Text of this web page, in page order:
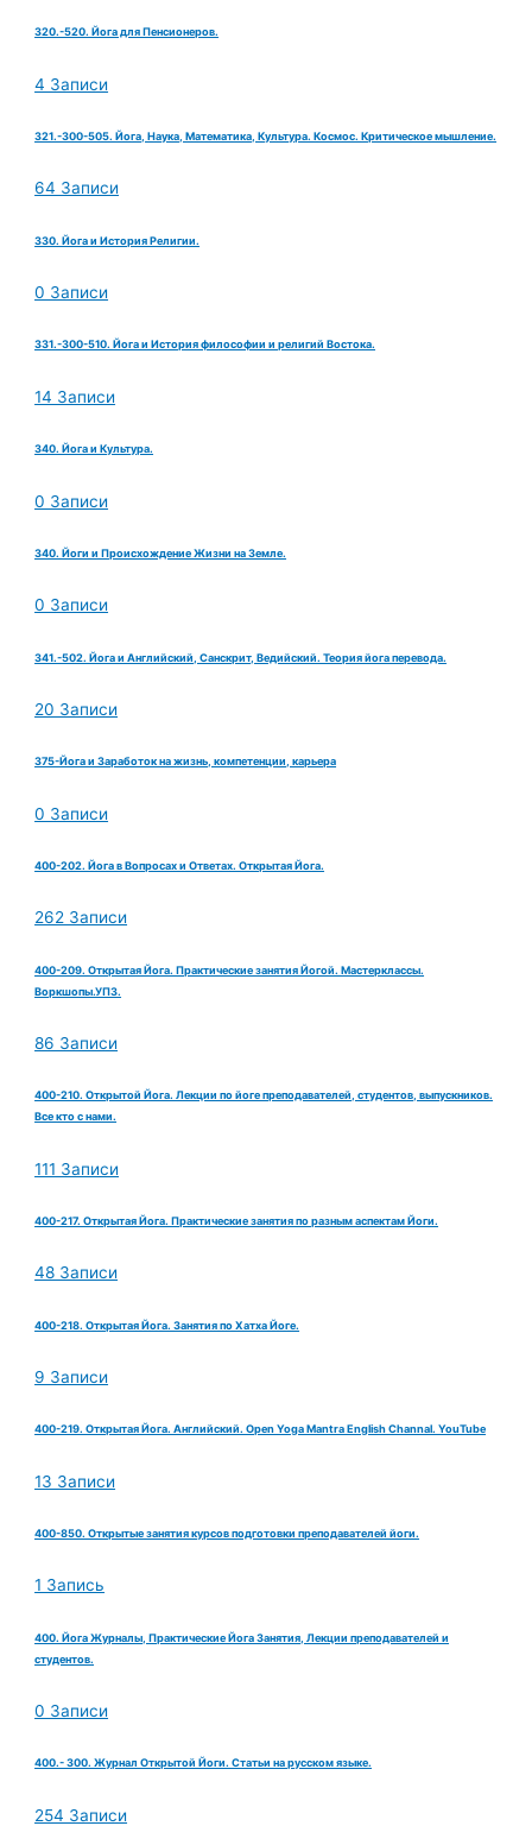
320.-520. Йога для Пенсионеров.
4 Записи
321.-300-505. Йога, Наука, Математика, Культура. Космос. Критическое мышление.
64 Записи
330. Йога и История Религии.
0 Записи
331.-300-510. Йога и История философии и религий Востока.
14 Записи
340. Йога и Культура.
0 Записи
340. Йоги и Происхождение Жизни на Земле.
0 Записи
341.-502. Йога и Английский, Санскрит, Ведийский. Теория йога перевода.
20 Записи
375-Йога и Заработок на жизнь, компетенции, карьера
0 Записи
400-202. Йога в Вопросах и Ответах. Открытая Йога.
262 Записи
400-209. Открытая Йога. Практические занятия Йогой. Мастерклассы.
Воркшопы.УПЗ.
86 Записи
400-210. Открытой Йога. Лекции по йоге преподавателей, студентов, выпускников.
Все кто с нами.
111 Записи
400-217. Открытая Йога. Практические занятия по разным аспектам Йоги.
48 Записи
400-218. Открытая Йога. Занятия по Хатха Йоге.
9 Записи
400-219. Открытая Йога. Английский. Open Yoga Mantra English Channal. YouTube
13 Записи
400-850. Открытые занятия курсов подготовки преподавателей йоги.
1 Запись
400. Йога Журналы, Практические Йога Занятия, Лекции преподавателей и
студентов.
0 Записи
400.- 300. Журнал Открытой Йоги. Статьи на русском языке.
254 Записи